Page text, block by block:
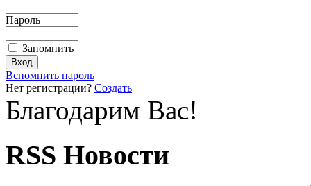
Пароль
Запомнить
Вспомнить пароль
Нет регистрации? Создать
Благодарим Вас!
RSS Новости